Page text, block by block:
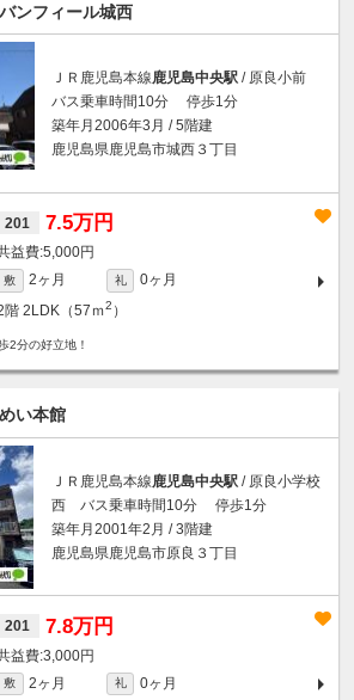
ンフィール城西
ＪＲ鹿児島本線鹿児島中央駅 / 原良小前
バス乗車時間10分 停歩1分
築年月2006年3月 / 5階建
鹿児島県鹿児島市城西３丁目
201 7.5万円
5,000円
敷 2ヶ月 礼
0ヶ月
階 2LDK（57ｍ2 ）
2分の好立地！
い本館
ＪＲ鹿児島本線鹿児島中央駅 / 原良小学校
西 バス乗車時間10分 停歩1分
築年月2001年2月 / 3階建
鹿児島県鹿児島市原良３丁目
201 7.8万円
3,000円
敷 2ヶ月 礼
0ヶ月